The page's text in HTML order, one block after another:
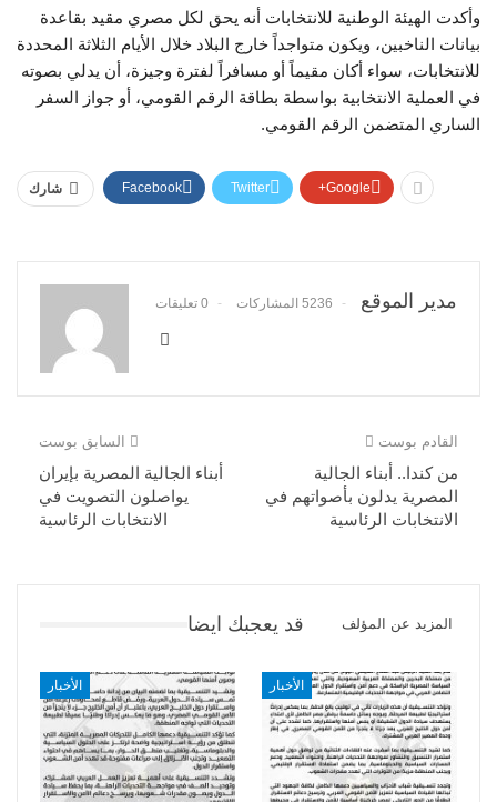
وأكدت الهيئة الوطنية للانتخابات أنه يحق لكل مصري مقيد بقاعدة
بيانات الناخبين، ويكون متواجداً خارج البلاد خلال الأيام الثلاثة المحددة
للانتخابات، سواء أكان مقيماً أو مسافراً لفترة وجيزة، أن يدلي بصوته
في العملية الانتخابية بواسطة بطاقة الرقم القومي، أو جواز السفر
الساري المتضمن الرقم القومي.
شارك Facebook Twitter Google+
مدير الموقع 5236 المشاركات 0 تعليقات
السابق بوست
أبناء الجالية المصرية بإيران
يواصلون التصويت في
الانتخابات الرئاسية
القادم بوست
من كندا.. أبناء الجالية
المصرية يدلون بأصواتهم في
الانتخابات الرئاسية
قد يعجبك ايضا المزيد عن المؤلف
الأخبار الأخبار